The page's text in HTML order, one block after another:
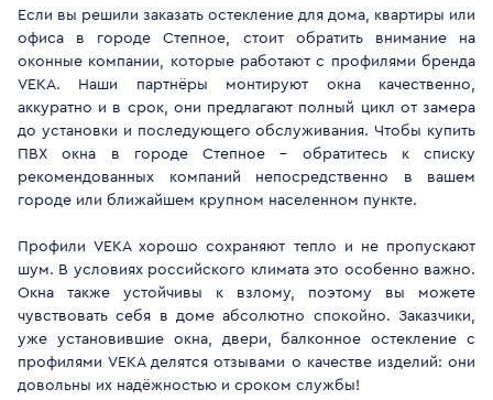
Если вы решили заказать остекление для дома, квартиры или
офиса в городе Степное, стоит обратить внимание на
оконные компании, которые работают с профилями бренда
VEKA. Наши партнёры монтируют окна качественно,
аккуратно и в срок, они предлагают полный цикл от замера
до установки и последующего обслуживания. Чтобы купить
ПВХ окна в городе Степное - обратитесь к списку
рекомендованных компаний непосредственно в вашем
городе или ближайшем крупном населенном пункте.
Профили VEKA хорошо сохраняют тепло и не пропускают
шум. В условиях российского климата это особенно важно.
Окна также устойчивы к взлому, поэтому вы можете
чувствовать себя в доме абсолютно спокойно. Заказчики,
уже установившие окна, двери, балконное остекление с
профилями VEKA делятся отзывами о качестве изделий: они
довольны их надёжностью и сроком службы!